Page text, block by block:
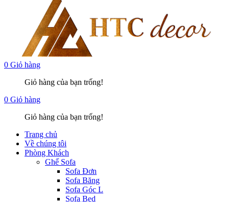
0 Giỏ hàng
Giỏ hàng của bạn trống!
0 Giỏ hàng
Giỏ hàng của bạn trống!
Trang chủ
Về chúng tôi
Phòng Khách
Ghế Sofa
Sofa Đơn
Sofa Băng
Sofa Góc L
Sofa Bed